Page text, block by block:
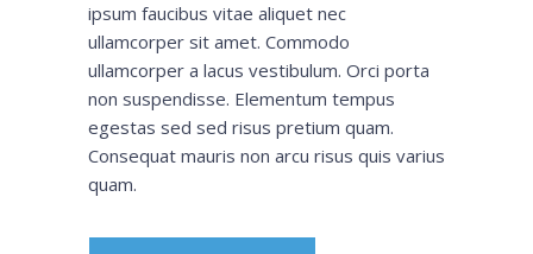
ipsum faucibus vitae aliquet nec
ullamcorper sit amet. Commodo
ullamcorper a lacus vestibulum. Orci porta
non suspendisse. Elementum tempus
egestas sed sed risus pretium quam.
Consequat mauris non arcu risus quis varius
quam.